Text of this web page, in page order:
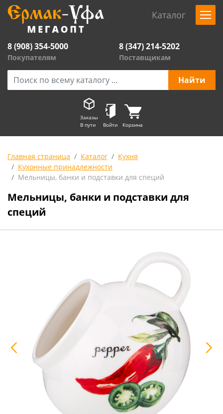
Каталог
8 (908) 354-5000
Покупателям
8 (347) 214-5202
Поставщикам
Заказы
В пути
Войти Корзина
Главная страница Каталог
Кухня
Кухонные принадлежности
Мельницы, банки и подставки для специй
Мельницы, банки и подставки для
специй